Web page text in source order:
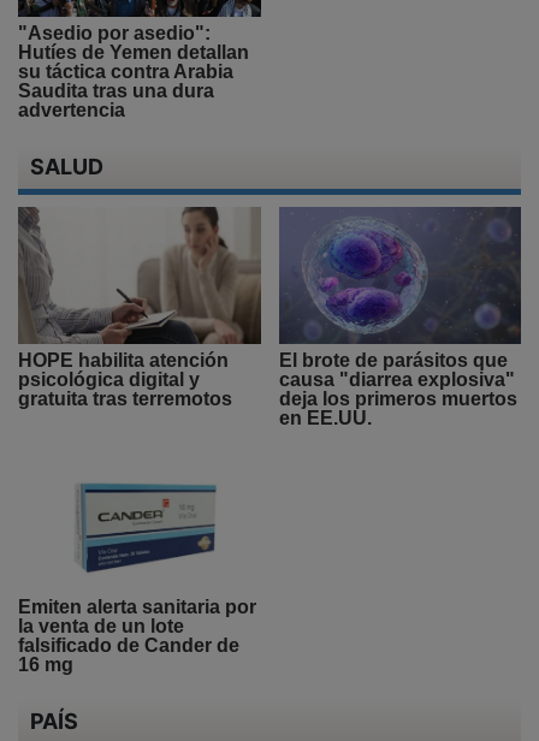
"Asedio por asedio":
Hutíes de Yemen detallan
su táctica contra Arabia
Saudita tras una dura
advertencia
SALUD
HOPE habilita atención
psicológica digital y
gratuita tras terremotos
El brote de parásitos que
causa "diarrea explosiva"
deja los primeros muertos
en EE.UU.
Emiten alerta sanitaria por
la venta de un lote
falsificado de Cander de
16 mg
PAÍS